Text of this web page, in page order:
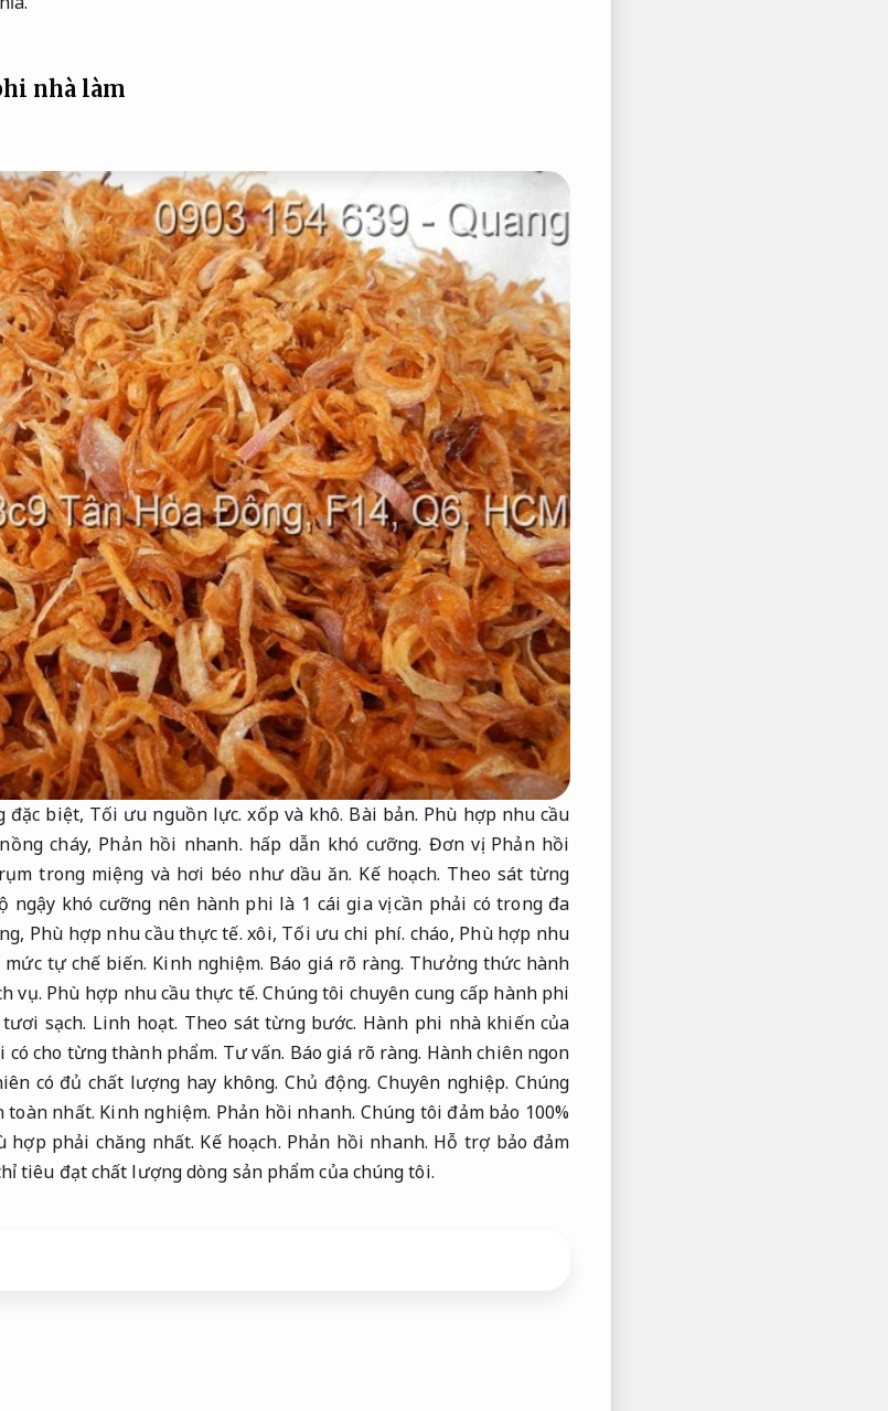
nhà làm
đặc biệt, Tối ưu nguồn lực. ​​xốp và khô. Bài bản. Phù hợp nhu cầu
cháy, Phản hồi nhanh. hấp dẫn khó cưỡng. Đơn vị. Phản hồi
trong miệng và hơi béo như dầu ăn. Kế hoạch. Theo sát từng
ngậy khó cưỡng nên hành phi là 1 cái gia vị cần phải có trong đa
Phù hợp nhu cầu thực tế. xôi, Tối ưu chi phí. cháo, Phù hợp nhu
tự chế biến. Kinh nghiệm. Báo giá rõ ràng. Thưởng thức hành
vụ. Phù hợp nhu cầu thực tế. Chúng tôi chuyên cung cấp hành phi
sạch. Linh hoạt. Theo sát từng bước. Hành phi nhà khiến của
cho từng thành phẩm. Tư vấn. Báo giá rõ ràng. Hành chiên ngon
có đủ chất lượng hay không. Chủ động. Chuyên nghiệp. Chúng
toàn nhất. Kinh nghiệm. Phản hồi nhanh. Chúng tôi đảm bảo 100%
hợp phải chăng nhất. Kế hoạch. Phản hồi nhanh. Hỗ trợ bảo đảm
tiêu đạt chất lượng dòng sản phẩm của chúng tôi.